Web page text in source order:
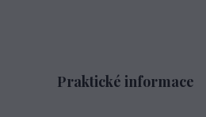
Praktické informace